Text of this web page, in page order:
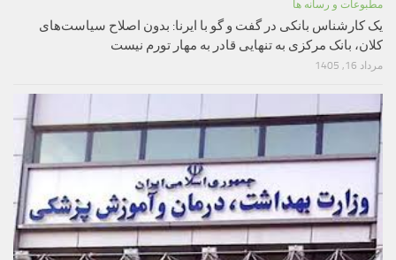
مطبوعات و رسانه ها
یک کارشناس بانکی در گفت و گو با ایرنا: بدون اصلاح سیاست‌های
کلان، بانک مرکزی به تنهایی قادر به مهار تورم نیست
مرداد 16, 1405